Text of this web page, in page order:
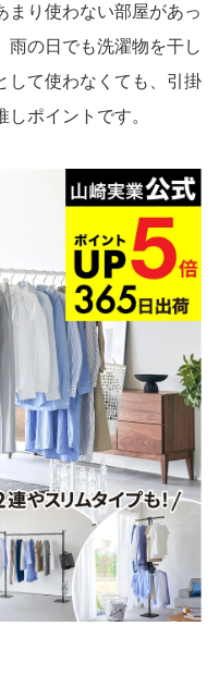
まり使わない部屋があっ
雨の日でも洗濯物を干し
して使わなくても、引掛
ポイントです。